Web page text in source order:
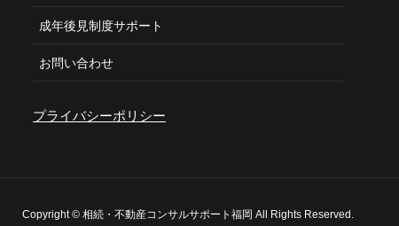
成年後見制度サポート
お問い合わせ
プライバシーポリシー
Copyright © 相続・不動産コンサルサポート福岡 All Rights Reserved.